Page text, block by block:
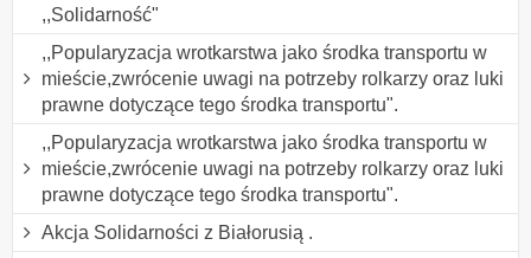
,,Solidarność"
,,Popularyzacja wrotkarstwa jako środka transportu w
mieście,zwrócenie uwagi na potrzeby rolkarzy oraz luki
prawne dotyczące tego środka transportu".
,,Popularyzacja wrotkarstwa jako środka transportu w
mieście,zwrócenie uwagi na potrzeby rolkarzy oraz luki
prawne dotyczące tego środka transportu".
Akcja Solidarności z Białorusią .